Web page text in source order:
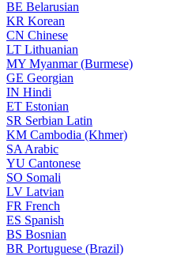
BE Belarusian
KR Korean
CN Chinese
LT Lithuanian
MY Myanmar (Burmese)
GE Georgian
IN Hindi
ET Estonian
SR Serbian Latin
KM Cambodia (Khmer)
SA Arabic
YU Cantonese
SO Somali
LV Latvian
FR French
ES Spanish
BS Bosnian
BR Portuguese (Brazil)